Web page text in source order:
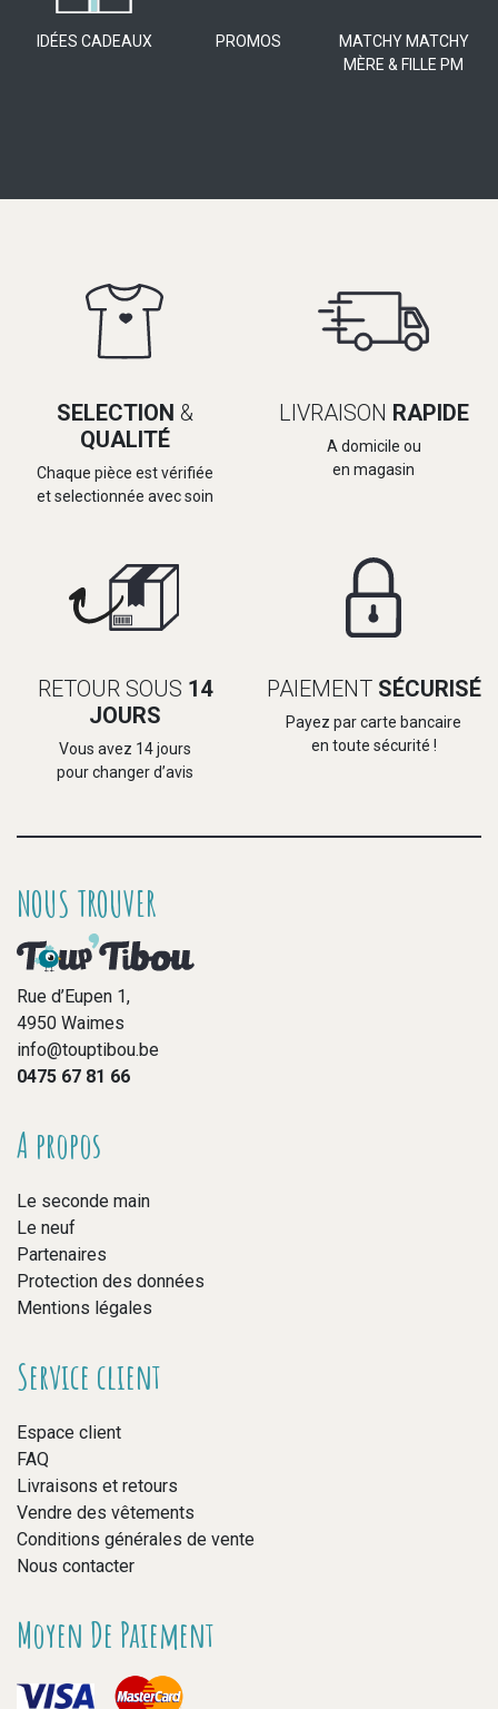
IDÉES CADEAUX PROMOS
MATCHY MATCHY
MÈRE & FILLE PM
SELECTION &
QUALITÉ
Chaque pièce est vérifiée
et selectionnée avec soin
LIVRAISON RAPIDE
A domicile ou
en magasin
RETOUR SOUS 14
JOURS
Vous avez 14 jours
pour changer d’avis
PAIEMENT SÉCURISÉ
Payez par carte bancaire
en toute sécurité !
NOUS TROUVER
Rue d’Eupen 1,
4950 Waimes
info@touptibou.be
0475 67 81 66
A propos
Le seconde main
Le neuf
Partenaires
Protection des données
Mentions légales
Service client
Espace client
FAQ
Livraisons et retours
Vendre des vêtements
Conditions générales de vente
Nous contacter
Moyen De Paiement